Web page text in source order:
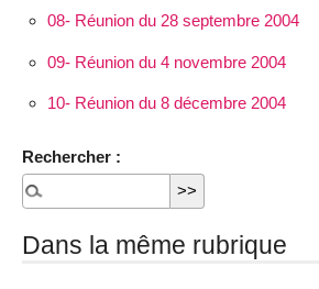
08- Réunion du 28 septembre 2004
09- Réunion du 4 novembre 2004
10- Réunion du 8 décembre 2004
Rechercher :
Dans la même rubrique